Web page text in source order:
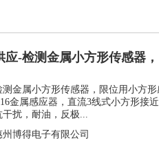
应-检测金属小方形传感器
应器
测金属小方形传感器，限位用小方
金属感应器，直流3线式小方形接
干扰，耐油，反极...
州博得电子有限公司